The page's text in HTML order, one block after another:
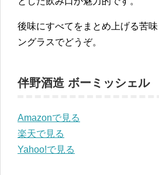
後味にすべてをまとめ上げる苦
ングラスでどうぞ。
伴野酒造 ボーミッシェル
Amazonで見る
楽天で見る
Yahoo!で見る